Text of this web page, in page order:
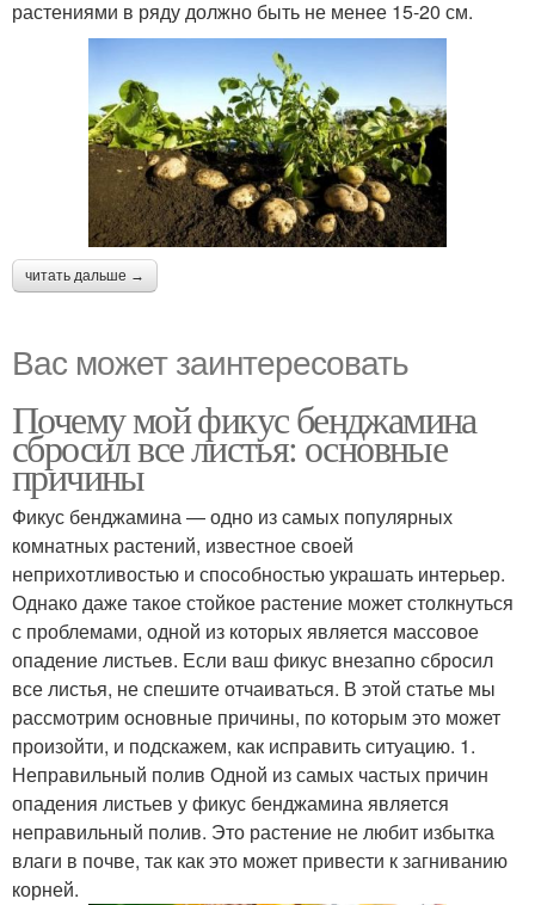
растениями в ряду должно быть не менее 15-20 см.
читать дальше →
Вас может заинтересовать
Почему мой фикус бенджамина
сбросил все листья: основные
причины
Фикус бенджамина — одно из самых популярных
комнатных растений, известное своей
неприхотливостью и способностью украшать интерьер.
Однако даже такое стойкое растение может столкнуться
с проблемами, одной из которых является массовое
опадение листьев. Если ваш фикус внезапно сбросил
все листья, не спешите отчаиваться. В этой статье мы
рассмотрим основные причины, по которым это может
произойти, и подскажем, как исправить ситуацию. 1.
Неправильный полив Одной из самых частых причин
опадения листьев у фикус бенджамина является
неправильный полив. Это растение не любит избытка
влаги в почве, так как это может привести к загниванию
корней.